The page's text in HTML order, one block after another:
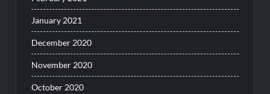
January 2021
December 2020
November 2020
October 2020